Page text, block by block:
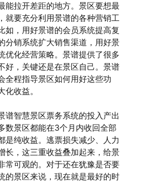
能拉开差距的地方。景区要想最
就要充分利用景谱的各种营销工
如，用好景谱的会员系统提高复
分销系统扩大销售渠道，用好景
优化经营策略。景谱提供了很多
好，关键还是在景区自己。景谱
全程指导景区如何用好这些功
收益。
智慧景区票务系统的投入产出
数景区都能在3个月内收回全部
是纯收益。逃票损失减少、人力
长，这三重收益叠加起来，给景
常可观的。对于还在犹豫是否要
的景区来说，现在就是最好的时